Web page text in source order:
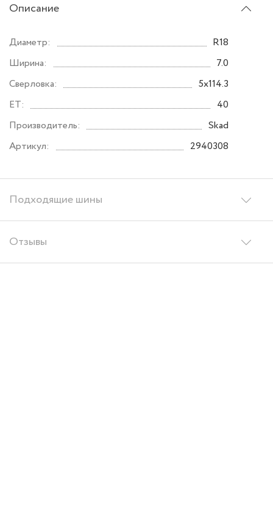
Описание
Подходящие шины
Отзывы
Диаметр:
R18
Ширина:
7.0
Сверловка:
5x114.3
ET:
40
Производитель:
Skad
Артикул:
2940308